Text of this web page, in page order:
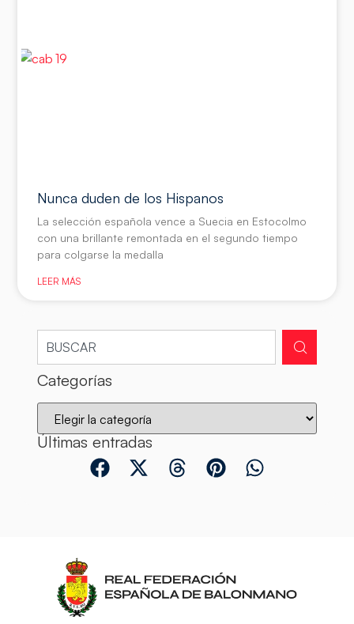
Nunca duden de los Hispanos
La selección española vence a Suecia en Estocolmo
con una brillante remontada en el segundo tiempo
para colgarse la medalla
LEER MÁS
Categorías
Últimas entradas